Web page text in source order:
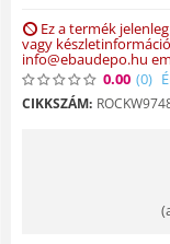
Ez a termék
vagy
info@ebaudepo.hu
0.00 (0)
CIKKSZÁM:
(